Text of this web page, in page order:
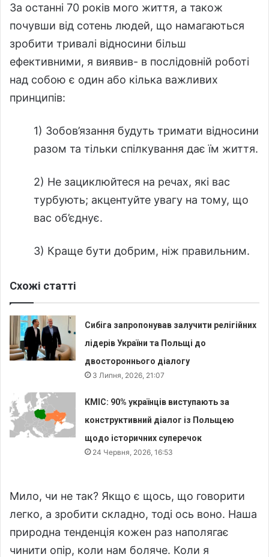
За останні 70 років мого життя, а також
почувши від сотень людей, що намагаються
зробити тривалі відносини більш
ефективними, я виявив- в послідовній роботі
над собою є один або кілька важливих
принципів:
1) Зобов’язання будуть тримати відносини
разом та тільки спілкування дає їм життя.
2) Не зациклюйтеся на речах, які вас
турбують; акцентуйте увагу на тому, що
вас об’єднує.
3) Краще бути добрим, ніж правильним.
Схожі статті
Сибіга запропонував залучити релігійних
лідерів України та Польщі до
двостороннього діалогу
3 Липня, 2026, 21:07
КМІС: 90% українців виступають за
конструктивний діалог із Польщею
щодо історичних суперечок
24 Червня, 2026, 16:53
Мило, чи не так? Якщо є щось, що говорити
легко, а зробити складно, тоді ось воно. Наша
природна тенденція кожен раз наполягає
чинити опір, коли нам боляче. Коли я